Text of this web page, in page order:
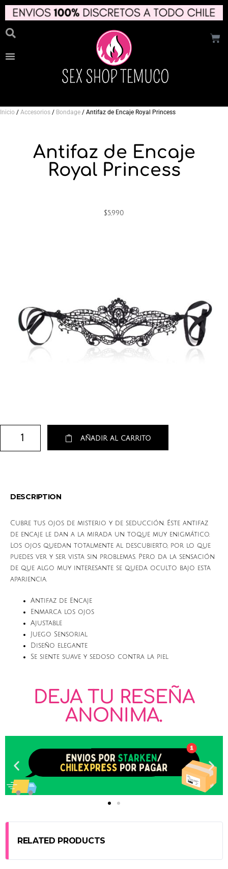
Inicio / Accesorios / Bondage / Antifaz de Encaje Royal Princess
Antifaz de Encaje
Royal Princess
$5,990
AÑADIR AL CARRITO
DESCRIPTION
Cubre tus ojos de misterio y de seducción. Éste antifaz
de encaje le dan a la mirada un toque muy enigmático.
Los ojos quedan totalmente al descubierto, por lo que
puedes ver y ser vista sin problemas. Pero da la sensación
de que algo muy interesante se queda oculto bajo esta
apariencia.
Antifaz de Encaje
Enmarca los ojos
Ajustable
Juego Sensorial
Diseño elegante
Se siente suave y sedoso contra la piel
DEJA TU RESEÑA
ANONIMA.
RELATED PRODUCTS